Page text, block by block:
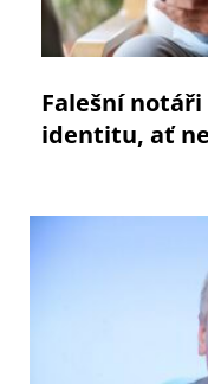
Falešní notáři
identitu, ať